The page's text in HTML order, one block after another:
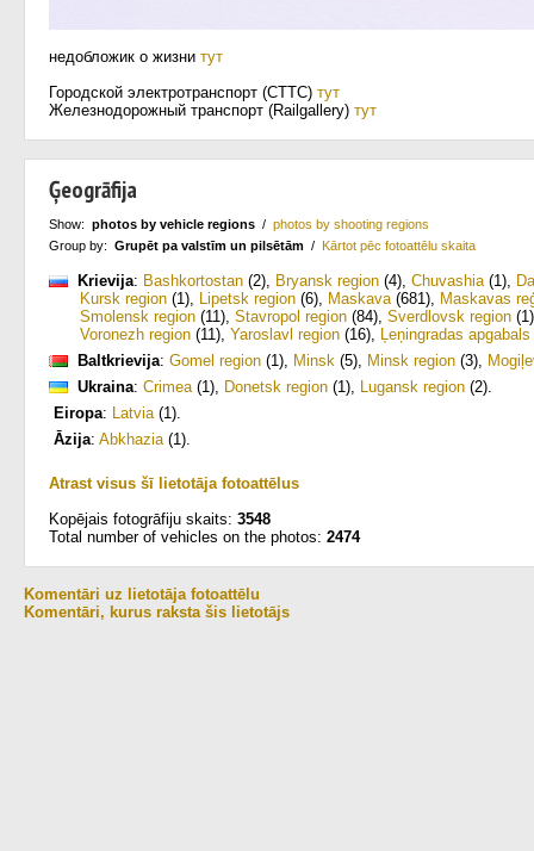
недобложик о жизни тут
Городской электротранспорт (СТТС) тут
Железнодорожный транспорт (Railgallery) тут
Ģeogrāfija
Show: photos by vehicle regions / photos by shooting regions
Group by: Grupēt pa valstīm un pilsētām / Kārtot pēc fotoattēlu skaita
Krievija: Bashkortostan (2), Bryansk region (4), Chuvashia(1),
Kursk region (1), Lipetsk region (6), Maskava(681), Maskavas
Smolensk region (11), Stavropol region (84), Sverdlovsk region (1)
Voronezh region (11), Yaroslavl region (16), Ļeņingradas apgabals
Baltkrievija: Gomel region (1), Minsk (5), Minsk region (3),
Ukraina: Crimea(1), Donetsk region (1), Lugansk region (2).
Eiropa: Latvia(1).
Āzija: Abkhazia(1).
Atrast visus šī lietotāja fotoattēlus
Kopējais fotogrāfiju skaits: 3548
Total number of vehicles on the photos: 2474
Komentāri uz lietotāja fotoattēlu
Komentāri, kurus raksta šis lietotājs